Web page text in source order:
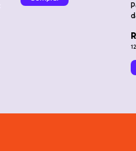
12